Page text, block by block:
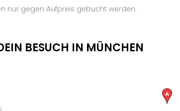
nur gegen Aufpreis gebucht werden.
BESUCH IN MÜNCHEN